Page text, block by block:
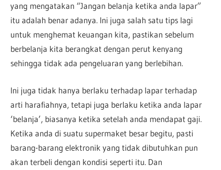
yang mengatakan “Jangan belanja ketika anda lapar”
itu adalah benar adanya. Ini juga salah satu tips lagi
untuk menghemat keuangan kita, pastikan sebelum
berbelanja kita berangkat dengan perut kenyang
sehingga tidak ada pengeluaran yang berlebihan.
Ini juga tidak hanya berlaku terhadap lapar terhadap
arti harafiahnya, tetapi juga berlaku ketika anda lapar
‘belanja’, biasanya ketika setelah anda mendapat gaji.
Ketika anda di suatu supermaket besar begitu, pasti
barang-barang elektronik yang tidak dibutuhkan pun
akan terbeli dengan kondisi seperti itu. Dan